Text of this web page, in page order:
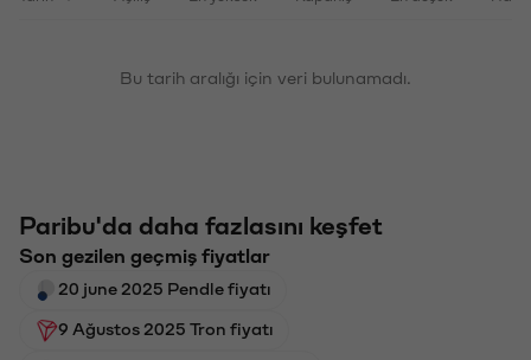
Bu tarih aralığı için veri bulunamadı.
Paribu'da daha fazlasını keşfet
Son gezilen geçmiş fiyatlar
20 june 2025 Pendle fiyatı
9 Ağustos 2025 Tron fiyatı